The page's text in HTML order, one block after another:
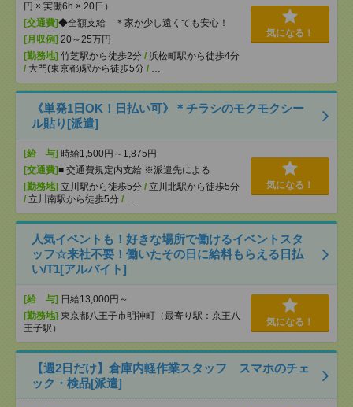
円 × 実働6h × 20日）
[交通費]◆全額支給 ＊家が少し遠くても安心！
[月収例] 20～25万円
[勤務地] 竹芝駅から徒歩2分 / 浜松町駅から徒歩4分
/ 大門(東京都)駅から徒歩5分 / …
気になる！
《単発1日OK！日払い可》＊チラシのモクモクシー
ル貼り[派遣]
[給 与] 時給1,500円～1,875円
[交通費]■ 交通費規定内支給 ※派遣先による
[勤務地] 立川駅から徒歩5分 / 立川北駅から徒歩5分
/ 立川南駅から徒歩5分 / …
気になる！
人気イベントも！好きな場所で働けるイベントスタ
ッフ☆来社不要！働いたその日に給料もらえる日払
い/T1[アルバイト]
[給 与] 日給13,000円～
[勤務地] 東京都八王子市明神町（最寄り駅：京王八
王子駅）
気になる！
【週2日だけ】倉庫内軽作業スタッフ スマホのチェ
ック・検品[派遣]